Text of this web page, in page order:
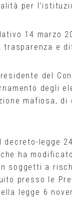
per
14 marzo
e
del
degli
mafiosa, di
decreto-legge
ha
soggetti a
presso le
legge 6